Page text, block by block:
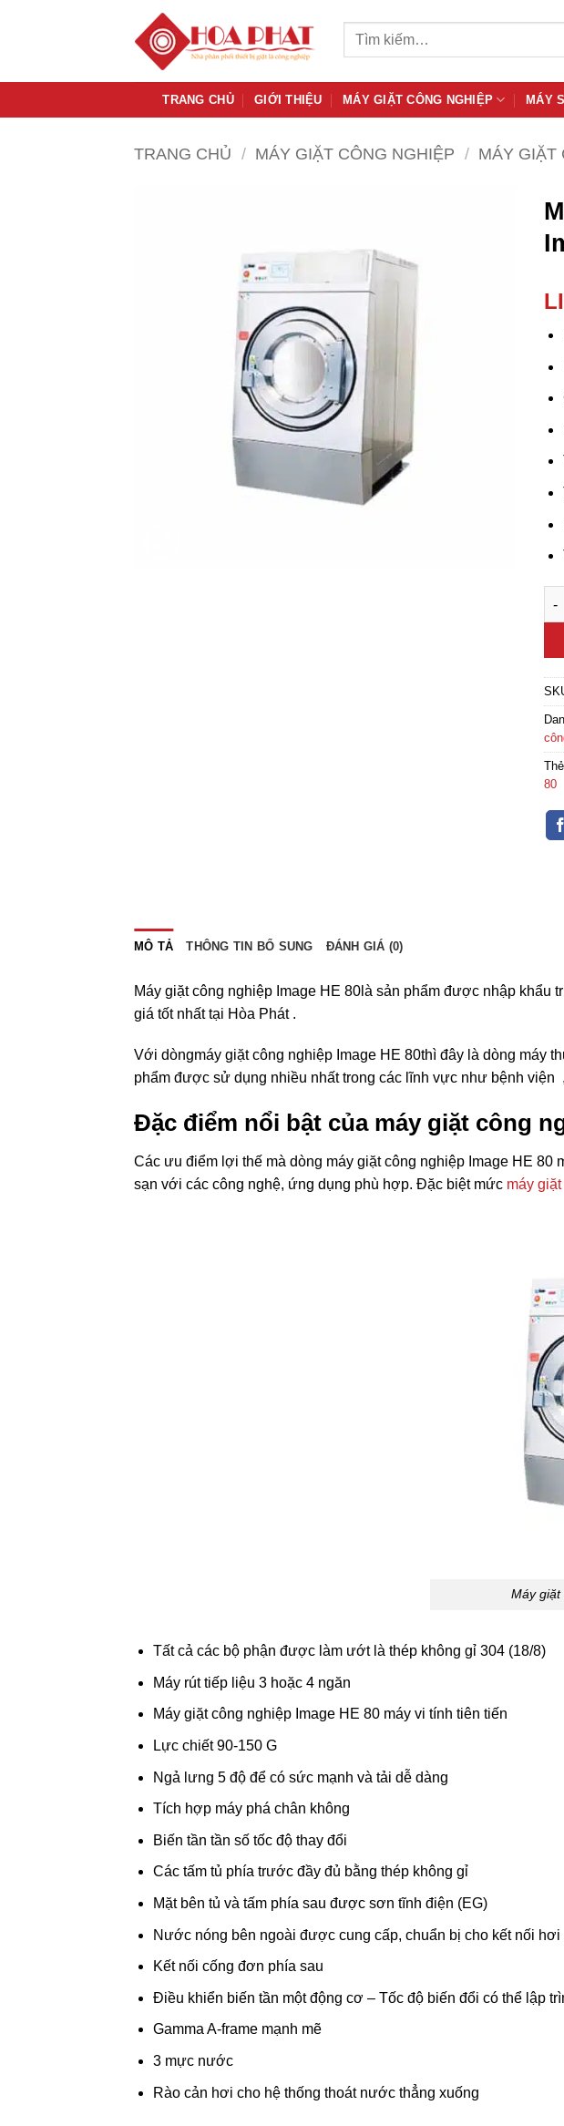
dung
Tìm
TRANG CHỦ GIỚI THIỆU MÁY GIẶT CÔNG NGHIỆP MÁY
TRANG CHỦ / MÁY GIẶT CÔNG NGHIỆP / MÁY GIẶT
80
MÔ TẢ THÔNG TIN BỔ SUNG ĐÁNH GIÁ (0)
Máy giặt công nghiệp Image HE 80 là sản phẩm được nhập khẩu
giá tốt nhất tại Hòa Phát .
Với dòngmáy giặt công nghiệp Image HE 80thì đây là dòng máy
phẩm được sử dụng nhiều nhất trong các lĩnh vực như bệnh viện ,
Đặc điểm nổi bật của máy giặt công
Các ưu điểm lợi thế mà dòng máy giặt công nghiệp Image HE 80
sạn với các công nghệ, ứng dụng phù hợp. Đặc biệt mức máy
Máy giặt
Tất cả các bộ phận được làm ướt là thép không gỉ 304 (18/8)
Máy rút tiếp liệu 3 hoặc 4 ngăn
Máy giặt công nghiệp Image HE 80 máy vi tính tiên tiến
Lực chiết 90-150 G
Ngả lưng 5 độ để có sức mạnh và tải dễ dàng
Tích hợp máy phá chân không
Biến tần tần số tốc độ thay đổi
Các tấm tủ phía trước đầy đủ bằng thép không gỉ
Mặt bên tủ và tấm phía sau được sơn tĩnh điện (EG)
Nước nóng bên ngoài được cung cấp, chuẩn bị cho kết nối
Kết nối cống đơn phía sau
Điều khiển biến tần một động cơ – Tốc độ biến đổi có thể lập
Gamma A-frame mạnh mẽ
3 mực nước
Rào cản hơi cho hệ thống thoát nước thẳng xuống